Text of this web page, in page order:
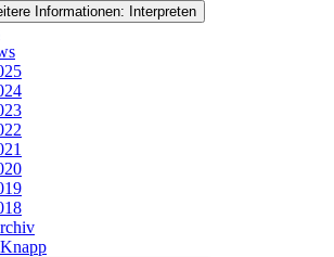
Informationen: Interpreten